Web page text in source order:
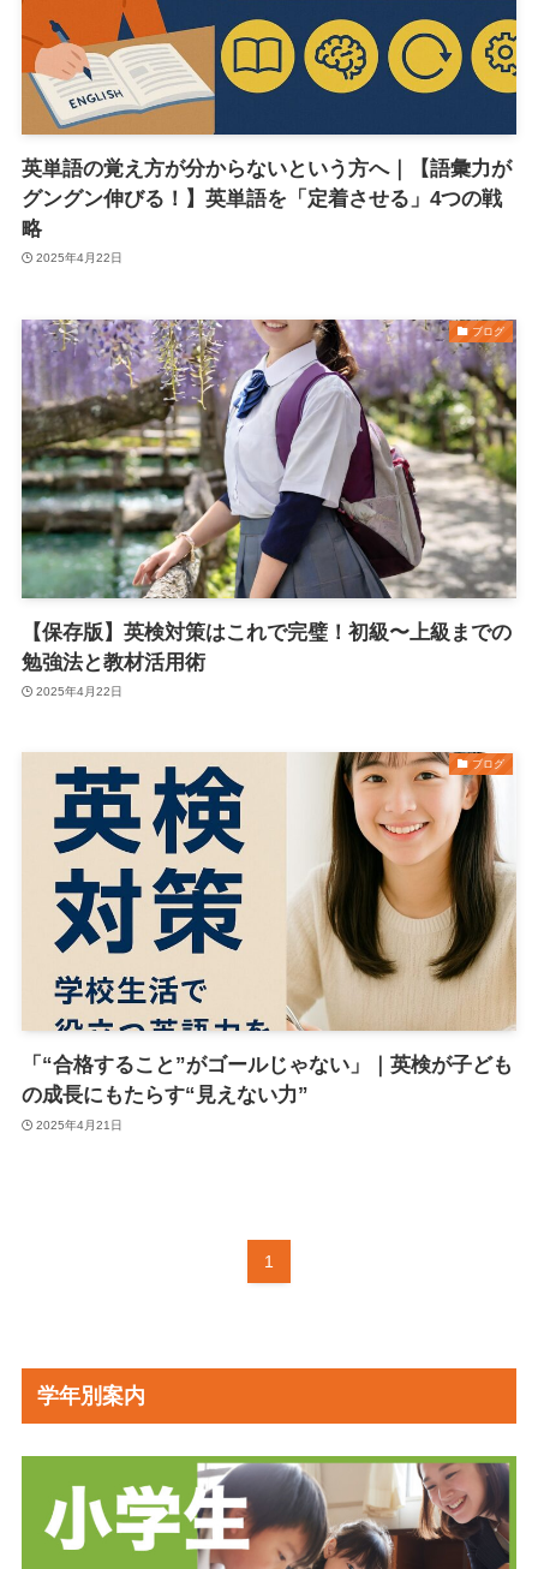
英単語の覚え方が分からないという方へ｜【語彙力が
グングン伸びる！】英単語を「定着させる」4つの戦
略
2025年4月22日
ブログ
【保存版】英検対策はこれで完璧！初級〜上級までの
勉強法と教材活用術
2025年4月22日
ブログ
「“合格すること”がゴールじゃない」｜英検が子ども
の成長にもたらす“見えない力”
2025年4月21日
1
学年別案内